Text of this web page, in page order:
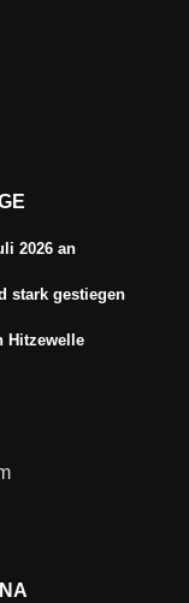
2026 an
stark gestiegen
Hitzewelle